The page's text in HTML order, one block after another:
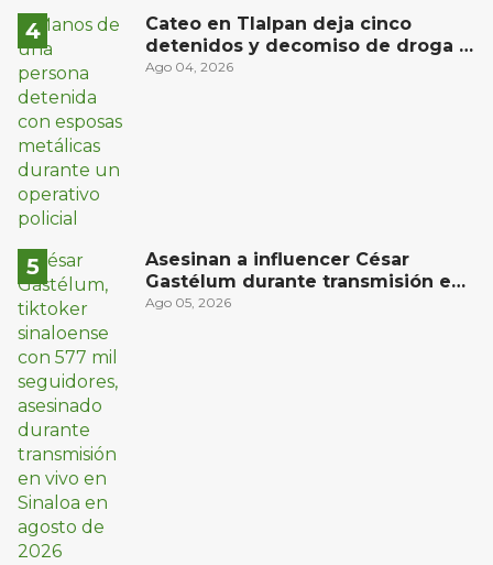
Cateo en Tlalpan deja cinco
detenidos y decomiso de droga y
un arma
Ago 04, 2026
Asesinan a influencer César
Gastélum durante transmisión en
vivo en Sinaloa
Ago 05, 2026